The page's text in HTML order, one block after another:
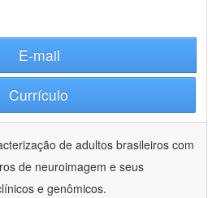
E-mail
Currículo
de adultos brasileiros com
de neuroimagem e seus
e genômicos.